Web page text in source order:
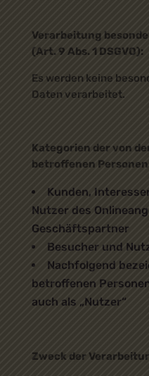
Verarbeitung
(Art. 9 Abs. 1 DSGVO):
Es werden keine
Daten verarbeitet.
Kategorien der von
betroffenen
Kunden,
Nutzer des
Geschäftspartner
Besucher und
Nachfolgend
betroffenen
auch als „Nutzer“
Zweck der